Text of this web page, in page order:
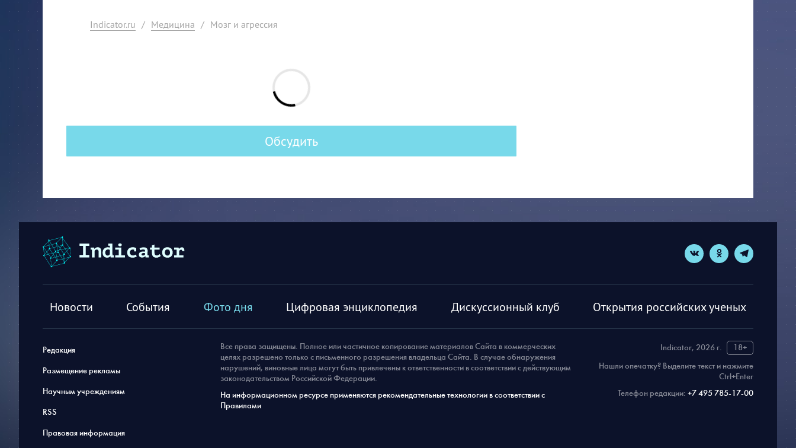
Indicator.ru / Медицина / Мозг и агрессия
Обсудить
Новости События Фото дня Цифровая энциклопедия Дискуссионный клуб Открытия российских ученых
Редакция
Размещение рекламы
Научным учреждениям
RSS
Правовая информация
Indicator, 2026 г.
18+
Нашли опечатку? Выделите текст и нажмите
Ctrl+Enter
Телефон редакции: +7 495 785-17-00
Все права защищены. Полное или частичное копирование материалов Сайта в коммерческих
целях разрешено только с письменного разрешения владельца Сайта. В случае обнаружения
нарушений, виновные лица могут быть привлечены к ответственности в соответствии с действующим
законодательством Российской Федерации.
На информационном ресурсе применяются рекомендательные технологии в соответствии с
Правилами